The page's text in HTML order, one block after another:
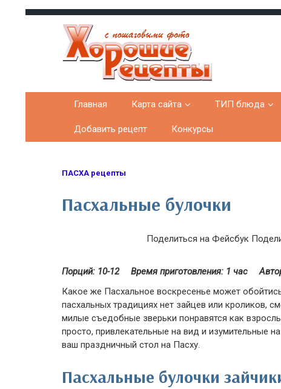
Хорошие рецепты
домашних блюд с фото
Главная Карта сайта ТИП блюда
Добавить рецепт Конкурсы
ПАСХА рецепты
Пасхальные булочки
Поделиться на Фейсбук
Порций: 10-12 Время приготовления: 1 час
Какое же Пасхальное воскресенье может
пасхальных традициях нет зайцев или кроликов,
милые съедобные зверьки понравятся как
просто, привлекательные на вид и изумительные
ваш праздничный стол на Пасху.
Пасхальные булочки